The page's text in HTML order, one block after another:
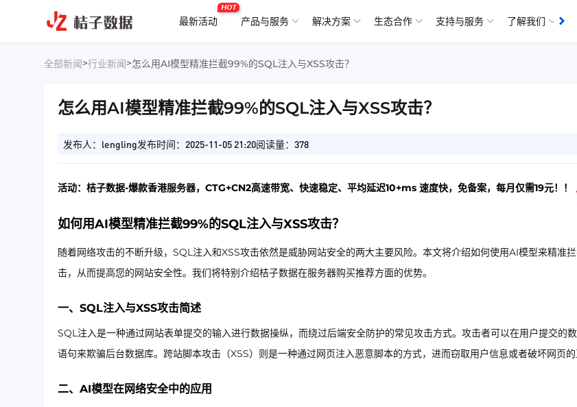
最新活动
HOT
产品与服务 解决方案 生态合作 支持与服务 了解我们
全部新闻>行业新闻>怎么用AI模型精准拦截99%的SQL注入与XSS攻击？
怎么用AI模型精准拦截99%的SQL注入与XSS攻击？
发布人：lengling发布时间：2025-11-05 21:20阅读量：378
活动：桔子数据-爆款香港服务器，CTG+CN2高速带宽、快速稳定、平均延迟10+ms 速度快，免备案，每月仅需19元！！
如何用AI模型精准拦截99%的SQL注入与XSS攻击？
随着网络攻击的不断升级，SQL注入和XSS攻击依然是威胁网站安全的两大主要风险。本文将介绍如何使用AI模型来精准
击，从而提高您的网站安全性。我们将特别介绍桔子数据在服务器购买推荐方面的优势。
一、SQL注入与XSS攻击简述
SQL注入是一种通过网站表单提交的输入进行数据操纵，而绕过后端安全防护的常见攻击方式。攻击者可以在用户提交的
语句来欺骗后台数据库。跨站脚本攻击（XSS）则是一种通过网页注入恶意脚本的方式，进而窃取用户信息或者破坏网页的
二、AI模型在网络安全中的应用